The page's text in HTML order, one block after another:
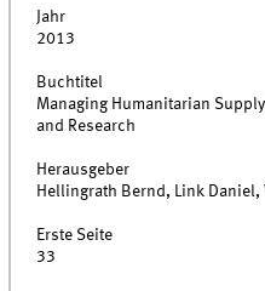
Jahr
2013
Buchtitel
Managing Humanitarian
and Research
Herausgeber
Hellingrath Bernd, Link Daniel,
Erste Seite
33